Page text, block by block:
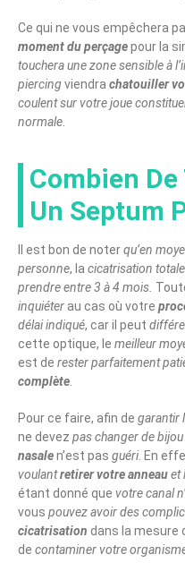
Ce qui ne vous empêchera
moment du perçagepour la
touchera une zone sensible à
piercingviendra chatouiller
coulent sur votre joue
normale.
Combien
Un Septum
Il est bon de noterqu’en
personne, la cicatrisation totale
prendre entre 3 à 4 mois.
inquiéter au cas où votre
délai indiqué, car il peut
cette optique, le meilleur
est de rester parfaitement
complète.
Pour ce faire, afin de garantir
ne devez pas changer de bijou
nasalen’est pas guéri. En
voulantretirer votre anneauet
étant donné que votre canal
vous pouvez avoir des
cicatrisation dans la mesure
de contaminer votre